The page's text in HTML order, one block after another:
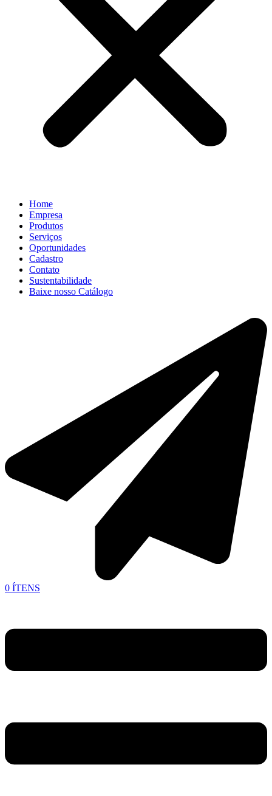
Home
Empresa
Produtos
Serviços
Oportunidades
Cadastro
Contato
Sustentabilidade
Baixe nosso Catálogo
0 ÍTENS